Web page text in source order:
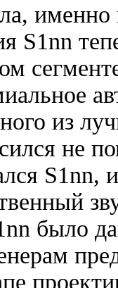
S1nn
из
не
S1nn,
было